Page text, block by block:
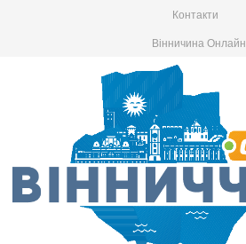
Контакти
Вінничина Онлайн